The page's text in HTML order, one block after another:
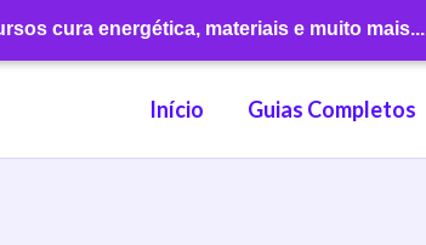
cura energética, materiais e muito mais...
Início Guias Completos